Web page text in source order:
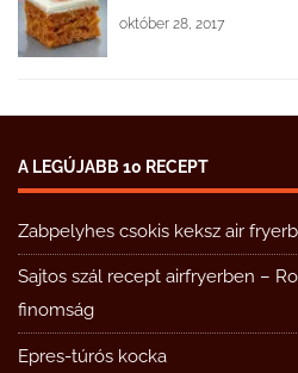
október 28, 2017
A LEGÚJABB 10 RECEPT
Zabpelyhes csokis keksz air
Sajtos szál recept airfryerben –
finomság
Epres-túrós kocka